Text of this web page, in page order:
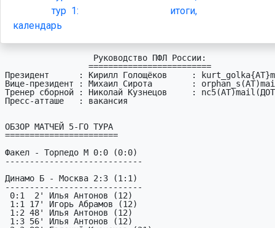
тур1:
итоги,
календарь
Президент      : Кирилл Голощёков     :
Вице-президент : Михаил Сирота        :
Тренер сборной : Николай Кузнецов     :
Пресс-атташе   : вакансия
ОБЗОР МАТЧЕЙ 5-ГО ТУРА
=======================
Факел - Торпедо М 0:0 (0:0)
----------------------------
Динамо Б - Москва 2:3 (1:1)
----------------------------